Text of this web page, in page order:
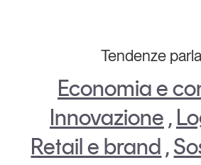
Tendenze
Economia e
Innovazione ,
Retail e brand ,